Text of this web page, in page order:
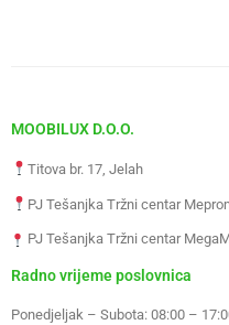
MOOBILUX D.O.O.
Titova br. 17, Jelah
PJ Tešanjka Tržni centar
PJ Tešanjka Tržni centar
Radno vrijeme poslovnica
Ponedjeljak – Subota: 08:00 –